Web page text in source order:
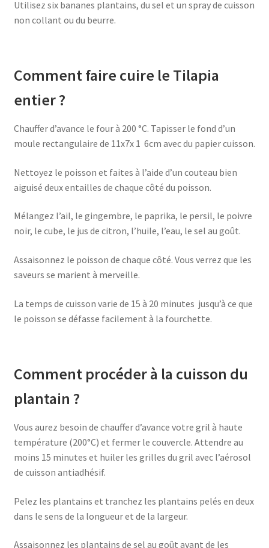
Utilisez six bananes plantains, du sel et un spray de cuisson
non collant ou du beurre.
Comment faire cuire le Tilapia
entier ?
Chauffer d’avance le four à 200 °C. Tapisser le fond d’un
moule rectangulaire de 11x7x 1 6cm avec du papier cuisson.
Nettoyez le poisson et faites à l’aide d’un couteau bien
aiguisé deux entailles de chaque côté du poisson.
Mélangez l’ail, le gingembre, le paprika, le persil, le poivre
noir, le cube, le jus de citron, l’huile, l’eau, le sel au goût.
Assaisonnez le poisson de chaque côté. Vous verrez que les
saveurs se marient à merveille.
La temps de cuisson varie de 15 à 20 minutes jusqu’à ce que
le poisson se défasse facilement à la fourchette.
Comment procéder à la cuisson du
plantain ?
Vous aurez besoin de chauffer d’avance votre gril à haute
température (200°C) et fermer le couvercle. Attendre au
moins 15 minutes et huiler les grilles du gril avec l’aérosol
de cuisson antiadhésif.
Pelez les plantains et tranchez les plantains pelés en deux
dans le sens de la longueur et de la largeur.
Assaisonnez les plantains de sel au goût avant de les